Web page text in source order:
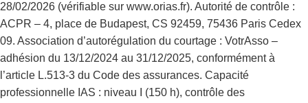
28/02/2026 (vérifiable sur www.orias.fr). Autorité de contrôle :
ACPR – 4, place de Budapest, CS 92459, 75436 Paris Cedex
09. Association d’autorégulation du courtage : VotrAsso –
adhésion du 13/12/2024 au 31/12/2025, conformément à
l’article L.513-3 du Code des assurances. Capacité
professionnelle IAS : niveau I (150 h), contrôle des